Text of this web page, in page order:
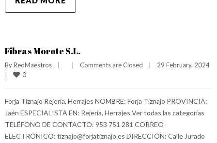
Fibras Morote S.L.
By RedMaestros Comments are Closed
0
Forja Tiznajo Rejería, Herrajes NOMBRE: Forja Tiznajo PROVINCIA:
Jaén ESPECIALISTA EN: Rejería, Herrajes Ver todas las categorías
TELÉFONO DE CONTACTO: 953 751 281 CORREO
ELECTRÓNICO: tiznajo@forjatiznajo.es DIRECCIÓN: Calle Jurado